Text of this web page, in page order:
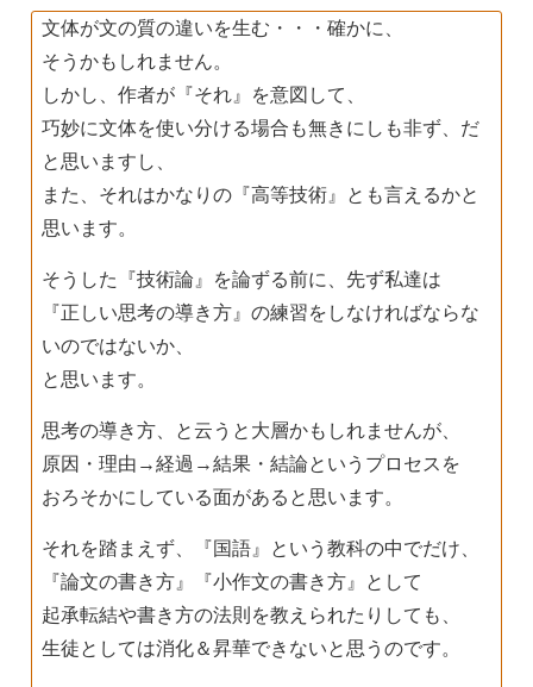
文体が文の質の違いを生む・・・確かに、
そうかもしれません。
しかし、作者が『それ』を意図して、
巧妙に文体を使い分ける場合も無きにしも非ず、だ
と思いますし、
また、それはかなりの『高等技術』とも言えるかと
思います。
そうした『技術論』を論ずる前に、先ず私達は
『正しい思考の導き方』の練習をしなければならな
いのではないか、
と思います。
思考の導き方、と云うと大層かもしれませんが、
原因・理由→経過→結果・結論というプロセスを
おろそかにしている面があると思います。
それを踏まえず、『国語』という教科の中でだけ、
『論文の書き方』『小作文の書き方』として
起承転結や書き方の法則を教えられたりしても、
生徒としては消化＆昇華できないと思うのです。